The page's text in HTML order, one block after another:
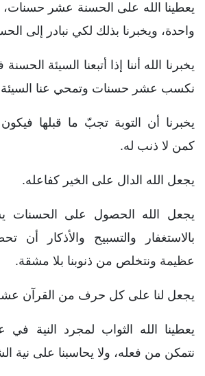
يعطينا الله على الحسنة عشر حسنات،
واحدة، ويخبرنا بذلك لكي نبادر إلى
يخبرنا الله أننا إذا أتبعنا السيئة
نكسب عشر حسنات وتمحي عنا
يخبرنا أن التوبة تجبّ ما قبلها
كمن لا ذنب له.
يجعل الله الدال على الخير كفاعله.
يجعل الله الحصول على الحسنات
بالاستغفار والتسبيح والأذكار
عظيمة ونتخلص من ذنوبنا بلا مشقة.
يجعل لنا على كل حرف من القرآن
يعطينا الله الثواب لمجرد النية
نتمكن من فعله، ولا يحاسبنا على نية